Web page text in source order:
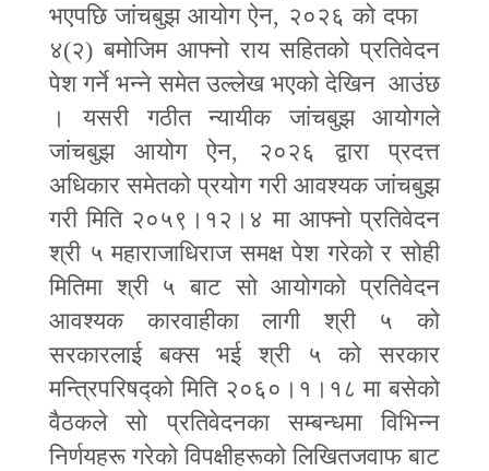
भएपछि जांचबुझ आयोग ऐन, २०२६ को दफा
४(२) बमोजिम आफ्नो राय सहितको प्रतिवेदन
पेश गर्ने भन्ने समेत उल्लेख भएको देखिन आउंछ
। यसरी गठीत न्यायीक जांचबुझ आयोगले
जांचबुझ आयोग ऐन, २०२६ द्वारा प्रदत्त
अधिकार समेतको प्रयोग गरी आवश्यक जांचबुझ
गरी मिति २०५९।१२।४ मा आफ्नो प्रतिवेदन
श्री ५ महाराजाधिराज समक्ष पेश गरेको र सोही
मितिमा श्री ५ बाट सो आयोगको प्रतिवेदन
आवश्यक कारवाहीका लागी श्री ५ को
सरकारलाई बक्स भई श्री ५ को सरकार
मन्त्रिपरिषद्को मिति २०६०।१।१८ मा बसेको
वैठकले सो प्रतिवेदनका सम्बन्धमा विभिन्न
निर्णयहरू गरेको विपक्षीहरूको लिखितजवाफ बाट